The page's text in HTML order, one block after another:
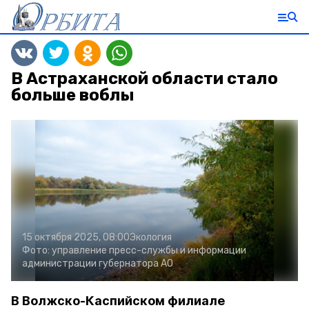
В Астраханской области стало
больше воблы
15 октября 2025, 08:00Экология
Фото: управление пресс-службы и информации
администрации губернатора АО
В Волжско-Каспийском филиале